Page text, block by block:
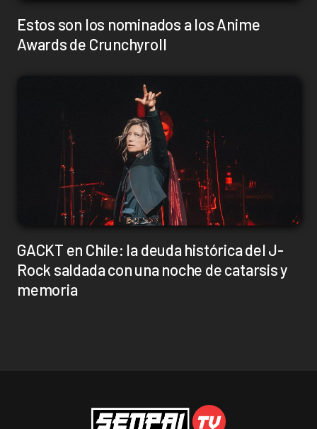
Estos son los nominados a los Anime
Awards de Crunchyroll
GACKT en Chile: la deuda histórica del J-
Rock saldada con una noche de catarsis y
memoria